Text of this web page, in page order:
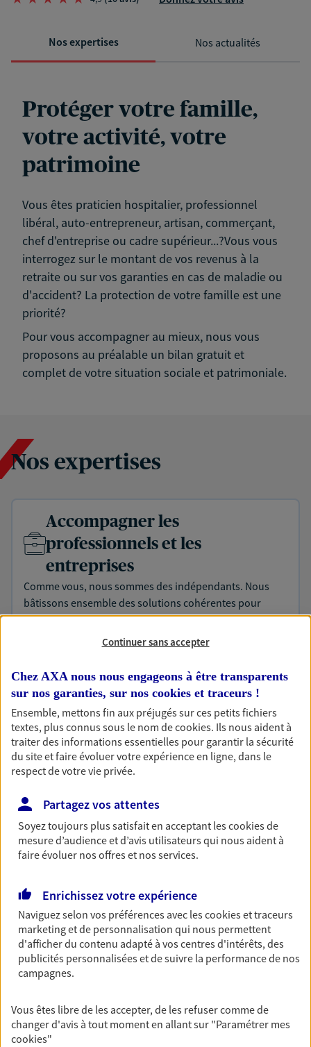
Nos expertises Nos actualités
Protéger votre famille,
votre activité, votre
patrimoine
Vous êtes praticien hospitalier, professionnel
libéral, auto-entrepreneur, artisan, commerçant,
chef d'entreprise ou cadre supérieur...?Vous vous
interrogez sur le montant de vos revenus à la
retraite ou sur vos garanties en cas de maladie ou
d'accident? La protection de votre famille est une
priorité?
Pour vous accompagner au mieux, nous vous
proposons au préalable un bilan gratuit et
complet de votre situation sociale et patrimoniale.
Nos expertises
Accompagner les
professionnels et les
entreprises
Comme vous, nous sommes des indépendants. Nous
bâtissons ensemble des solutions cohérentes pour
protéger votre activité, vos collaborateurs... mais aussi
vous-même et votre famille.
Accompagner vos projets de
vie
Achat immobilier, installation, départ à la retraite…
Autant de moments de vie qui nécessitent des solutions
d'assurance et d'épargne. Recevez un conseil d'expert
cohérent avec vos besoins
Vous aider à constituer une
épargne
De nombreuses solutions s'offrent à vous pour faire
objectifs ? Rien ne remplace les conseils d'un expert :
Assurance vie, PER, Livret… Faisons le point ensemble !
Préparer votre avenir
Anticipez les imprévus et sécurisez votre futur grâce à
dans vos projets de vie en privilégiant une relation de
confiance et de proximité.
Continuer sans accepter
Chez AXA nous nous engageons à être transparents
sur nos garanties, sur nos cookies et traceurs !
Ensemble, mettons fin aux préjugés sur ces petits fichiers
textes, plus connus sous le nom decookies. Ils nous aident à
traiter des informations essentielles pour garantir la sécurité
du site et faire évoluer votre expérience en ligne, dans le
respect de votre vie privée.
Partagez vos attentes
Soyez toujours plus satisfait en acceptant lescookiesde
mesure d’audience et d’avis utilisateurs qui nous aident à
faire évoluer nos offres et nos services.
Enrichissez votre expérience
Naviguez selon vos préférences avec lescookies et traceurs
marketing et de personnalisation qui nous permettent
d'afficher du contenu adapté à vos centres d'intérêts, des
publicités personnalisées et de suivre la performance de nos
campagnes.
Vous êtes libre de les accepter, de les refuser comme de
changer d'avis à tout moment en allant sur "Paramétrer mes
cookies"